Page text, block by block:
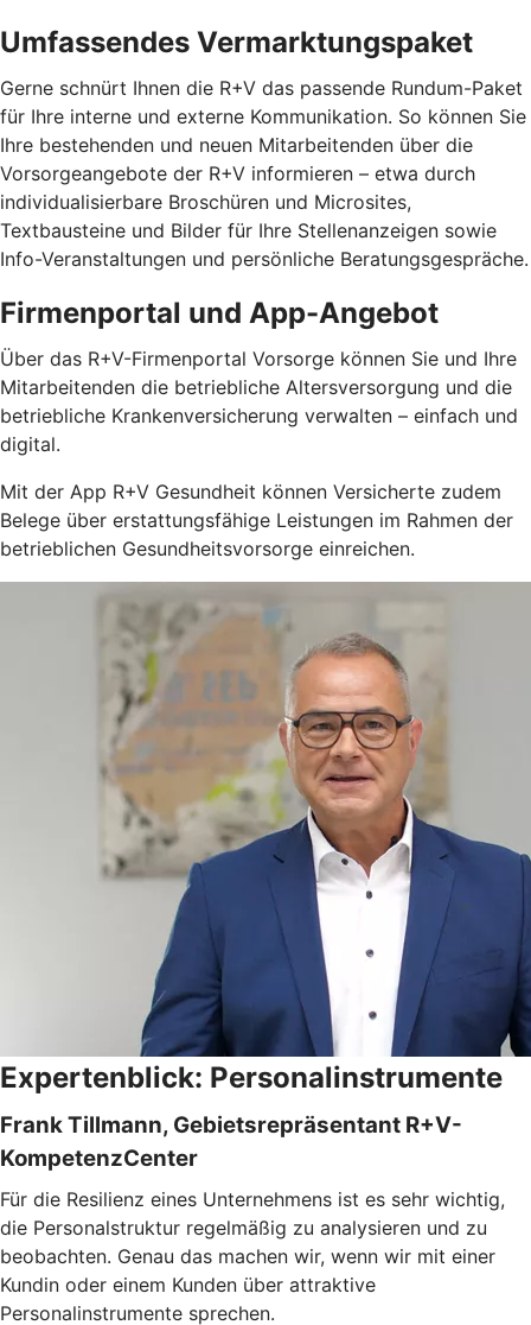
Umfassendes Vermarktungspaket
Gerne schnürt Ihnen die R+V das passende Rundum-Paket
für Ihre interne und externe Kommunikation. So können Sie
Ihre bestehenden und neuen Mitarbeitenden über die
Vorsorgeangebote der R+V informieren – etwa durch
individualisierbare Broschüren und Microsites,
Textbausteine und Bilder für Ihre Stellenanzeigen sowie
Info-Veranstaltungen und persönliche Beratungsgespräche.
Firmenportal und App-Angebot
Über das R+V-Firmenportal Vorsorge können Sie und Ihre
Mitarbeitenden die betriebliche Altersversorgung und die
betriebliche Krankenversicherung verwalten – einfach und
digital.
Mit der App R+V Gesundheit können Versicherte zudem
Belege über erstattungsfähige Leistungen im Rahmen der
betrieblichen Gesundheitsvorsorge einreichen.
Expertenblick: Personalinstrumente
Frank Tillmann, Gebietsrepräsentant R+V-
KompetenzCenter
Für die Resilienz eines Unternehmens ist es sehr wichtig,
die Personalstruktur regelmäßig zu analysieren und zu
beobachten. Genau das machen wir, wenn wir mit einer
Kundin oder einem Kunden über attraktive
Personalinstrumente sprechen.